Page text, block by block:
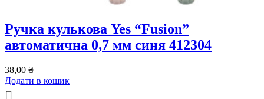
Ручка кулькова Yes “Fusion”
автоматична 0,7 мм синя 412304
38,00 ₴
Додати в кошик